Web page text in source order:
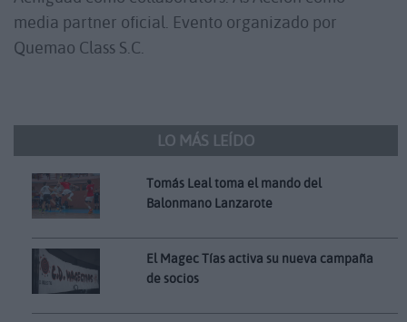
media partner oficial. Evento organizado por
Quemao Class S.C.
LO MÁS LEÍDO
Tomás Leal toma el mando del
Balonmano Lanzarote
El Magec Tías activa su nueva campaña
de socios